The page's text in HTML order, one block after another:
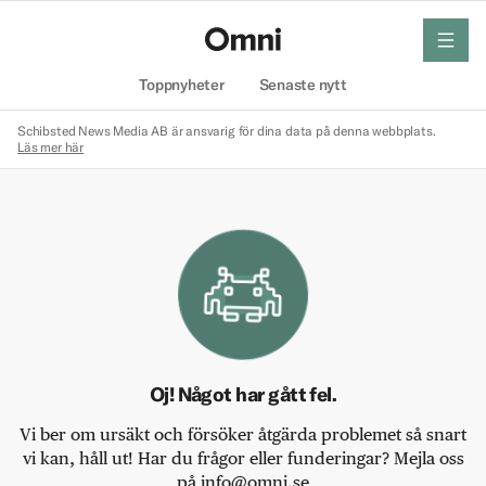
Toppnyheter Senaste nytt
meny
Schibsted News Media AB är ansvarig för dina data på denna webbplats.
Läs mer här
Oj! Något har gått fel.
Vi ber om ursäkt och försöker åtgärda problemet så snart
vi kan, håll ut! Har du frågor eller funderingar? Mejla oss